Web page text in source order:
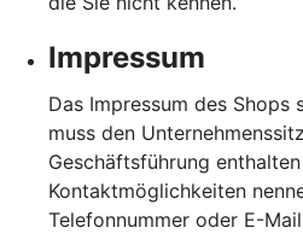
Impressum
Das Impressum des Shops
muss den
Geschäftsführung
Kontaktmöglichkeiten
Telefonnummer oder E-